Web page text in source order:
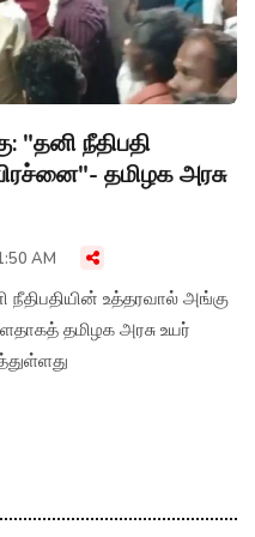
"தனி நீதிபதி
தமிழக அரசு
AM
நீதிபதியின் உத்தரவால் அங்கு
தமிழக அரசு உயர்